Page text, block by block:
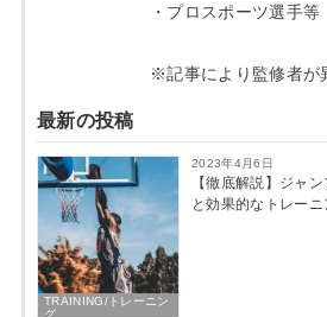
・プロスポーツ選手等
※記事により監修者が
最新の投稿
TRAINING/トレーニン
グ
2023年4月6日
【徹底解説】ジャ
と効果的なトレー